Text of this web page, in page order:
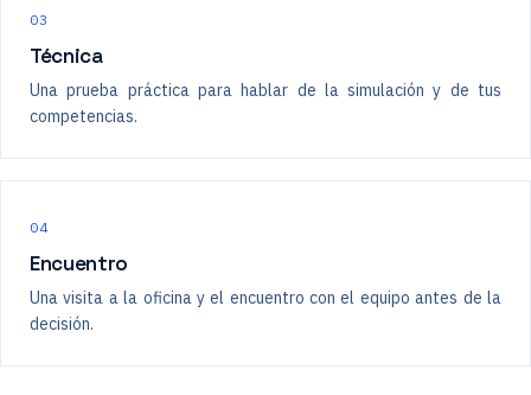
03
Técnica
Una prueba práctica para hablar de la simulación y de tus
competencias.
04
Encuentro
Una visita a la oficina y el encuentro con el equipo antes de la
decisión.